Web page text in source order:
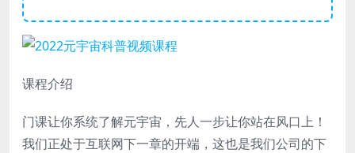
课程介绍
门课让你系统了解元宇宙，先人一步让你站在风口上！
我们正处于互联网下一章的开端，这也是我们公司的下